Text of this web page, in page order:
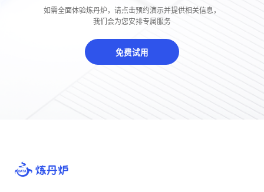
如需全面体验炼丹炉，请点击预约演示并提供相关信息，
我们会为您安排专属服务
免费试用